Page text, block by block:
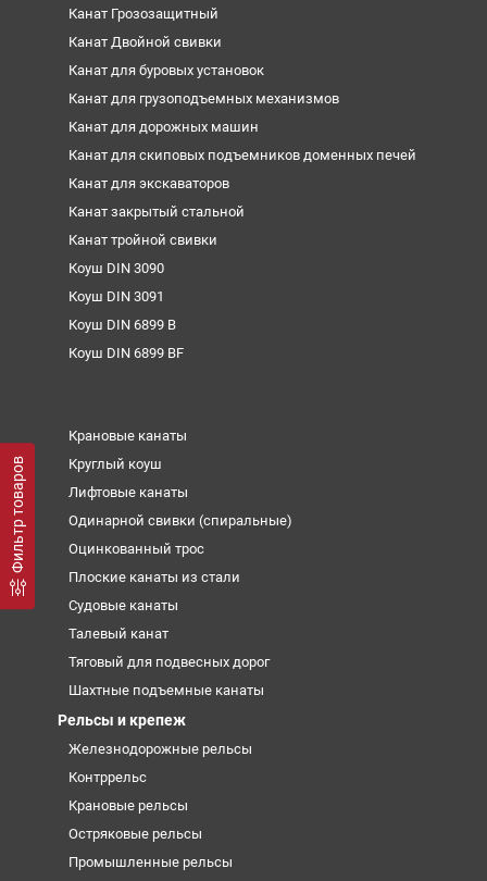
Фильтр товаров
Канат Грозозащитный
Канат Двойной свивки
Канат для буровых установок
Канат для грузоподъемных механизмов
Канат для дорожных машин
Канат для скиповых подъемников доменных печей
Канат для экскаваторов
Канат закрытый стальной
Канат тройной свивки
Коуш DIN 3090
Коуш DIN 3091
Коуш DIN 6899 B
Коуш DIN 6899 BF
Крановые канаты
Круглый коуш
Лифтовые канаты
Одинарной свивки (спиральные)
Оцинкованный трос
Плоские канаты из стали
Судовые канаты
Талевый канат
Тяговый для подвесных дорог
Шахтные подъемные канаты
Рельсы и крепеж
Железнодорожные рельсы
Контррельс
Крановые рельсы
Остряковые рельсы
Промышленные рельсы